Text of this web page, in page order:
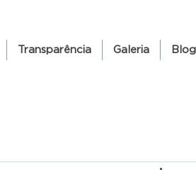
Transparência Galeria Blog